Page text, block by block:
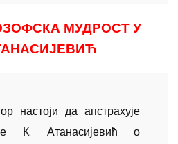
МУДРОСТ У
настоји да апстрахује
К. Атанасијевић о